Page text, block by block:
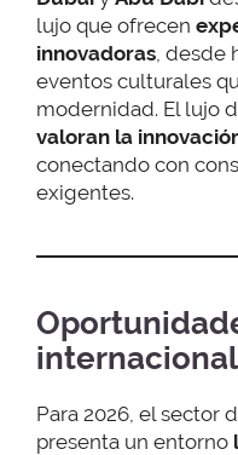
lujo que ofrecen
innovadoras , desde
eventos culturales
modernidad. El lujo
valoran la
conectando con
exigentes.
Para 2026, el sector
presenta un entorno